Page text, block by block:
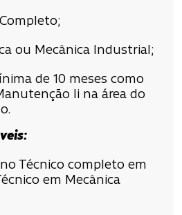
ou Mecânica Industrial;
de 10 meses como
Ii na área do
Técnico completo em
em Mecânica